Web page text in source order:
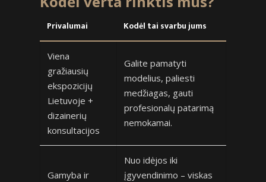
Privalumai Kodėl tai svarbu jums
Viena
gražiausių
ekspozicijų
Lietuvoje +
dizainerių
konsultacijos
Galite pamatyti
modelius, paliesti
medžiagas, gauti
profesionalų patarimą
nemokamai.
Gamyba ir
Nuo idėjos iki
įgyvendinimo – viskas